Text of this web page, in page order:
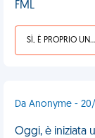
FML
SÌ, È PROPRIO UNA VDM!
Da Anonyme - 20/
Oggi, è iniziata